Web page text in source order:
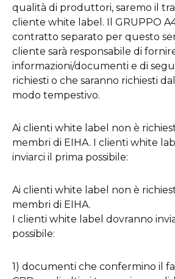
qualità di produttori, saremo il
cliente white label. Il GRUPPO
contratto separato per questo
cliente sarà responsabile di
informazioni/documenti e di
richiesti o che saranno richiesti
modo tempestivo.
Ai clienti white label non è
membri di EIHA. I clienti white
inviarci il prima possibile:
Ai clienti white label non è
membri di EIHA.
I clienti white label dovranno
possibile:
1) documenti che confermino il